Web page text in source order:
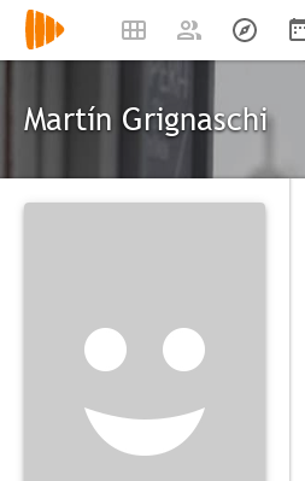
Martín Grignaschi